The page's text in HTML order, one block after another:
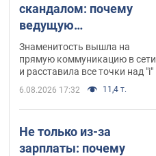
скандалом: почему
ведущую
несправедливо
захейтили
Знаменитость вышла на
прямую коммуникацию в сети
и расставила все точки над "i"
6.08.2026 17:32 11,4 т.
Не только из-за
зарплаты: почему